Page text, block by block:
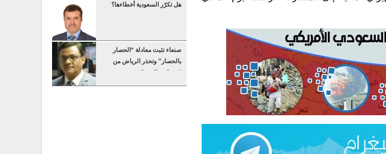
هل تكرّر السعودية أخطاءها؟
صنعاء تثبت معادلة “الحصار
بالحصار” وتحذر الرياض من
“عسكرة البحر”